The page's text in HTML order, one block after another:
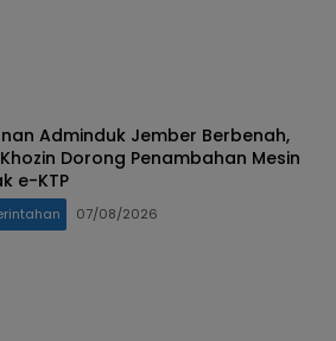
Adminduk Jember Berbenah,
Dorong Penambahan Mesin
e-KTP
07/08/2026